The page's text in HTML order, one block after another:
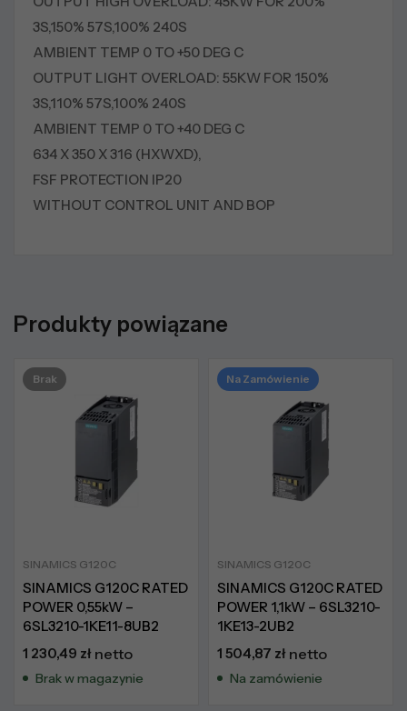
3S,150% 57S,100% 240S
AMBIENT TEMP 0 TO +50 DEG C
OUTPUT LIGHT OVERLOAD: 55KW FOR 150%
3S,110% 57S,100% 240S
AMBIENT TEMP 0 TO +40 DEG C
634 X 350 X 316 (HXWXD),
FSF PROTECTION IP20
WITHOUT CONTROL UNIT AND BOP
Produkty powiązane
Brak
SINAMICS G120C
SINAMICS G120C RATED
POWER 0,55kW –
6SL3210-1KE11-8UB2
1 230,49 zł netto
Brak w magazynie
Na Zamówienie
SINAMICS G120C
SINAMICS G120C RATED
POWER 1,1kW – 6SL3210-
1KE13-2UB2
1 504,87 zł netto
Na zamówienie